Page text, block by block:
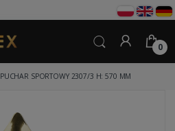
0
PUCHAR SPORTOWY 2307/3 H: 570 MM